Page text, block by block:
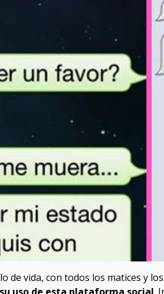
de vida, con todos los matices y